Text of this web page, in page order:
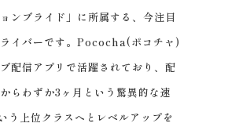
ンブライド」に所属する、今注目
イバーです。Pococha(ポコチャ)
配信アプリで活躍されており、配
らわずか3ヶ月という驚異的な速
う上位クラスへとレベルアップを